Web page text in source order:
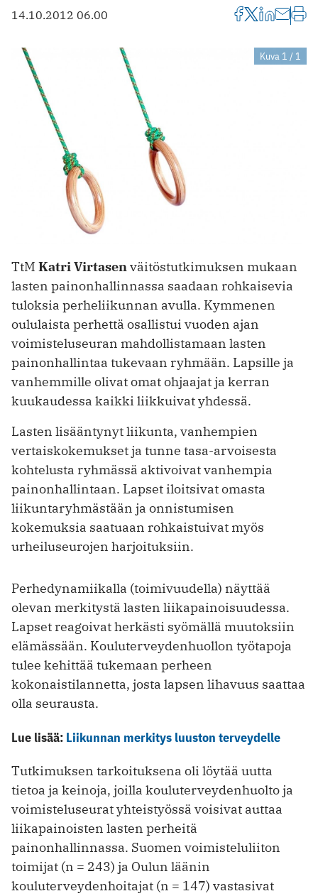
14.10.2012 06.00
Kuva 1 / 1
TtM Katri Virtasenväitöstutkimuksen mukaan
lasten painonhallinnassa saadaan rohkaisevia
tuloksia perheliikunnan avulla. Kymmenen
oululaista perhettä osallistui vuoden ajan
voimisteluseuran mahdollistamaan lasten
painonhallintaa tukevaan ryhmään. Lapsille ja
vanhemmille olivat omat ohjaajat ja kerran
kuukaudessa kaikki liikkuivat yhdessä.
Lasten lisääntynyt liikunta, vanhempien
vertaiskokemukset ja tunne tasa-arvoisesta
kohtelusta ryhmässä aktivoivat vanhempia
painonhallintaan. Lapset iloitsivat omasta
liikuntaryhmästään ja onnistumisen
kokemuksia saatuaan rohkaistuivat myös
urheiluseurojen harjoituksiin.
Perhedynamiikalla (toimivuudella) näyttää
olevan merkitystä lasten liikapainoisuudessa.
Lapset reagoivat herkästi syömällä muutoksiin
elämässään. Kouluterveydenhuollon työtapoja
tulee kehittää tukemaan perheen
kokonaistilannetta, josta lapsen lihavuus saattaa
olla seurausta.
Lue lisää: Liikunnan merkitys luuston terveydelle
Tutkimuksen tarkoituksena oli löytää uutta
tietoa ja keinoja, joilla kouluterveydenhuolto ja
voimisteluseurat yhteistyössä voisivat auttaa
liikapainoisten lasten perheitä
painonhallinnassa. Suomen voimisteluliiton
toimijat (n = 243) ja Oulun läänin
kouluterveydenhoitajat (n = 147) vastasivat